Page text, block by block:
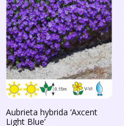
Aubrieta hybrida ‘Axcent
Light Blue’